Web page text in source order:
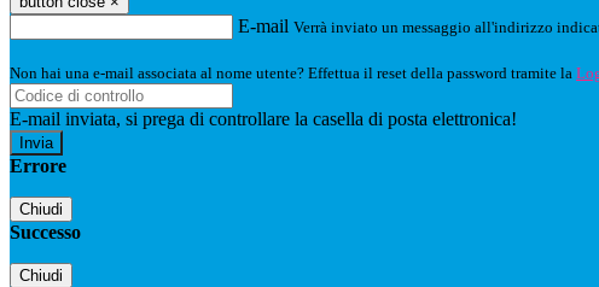
E-mail Verrà inviato un messaggio all'indirizzo
Non hai una e-mail associata al nome utente? Effettua il reset della password tramite la
E-mail inviata, si prega di controllare la casella di posta elettronica!
Errore
Chiudi
Successo
Chiudi